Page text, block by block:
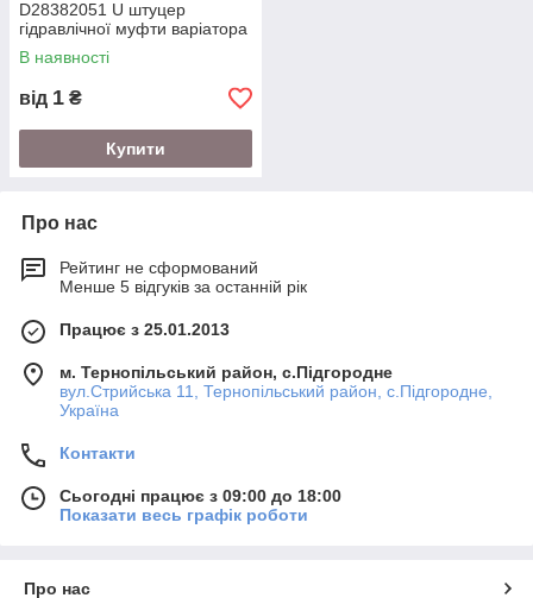
D28382051 U штуцер
гідравлічної муфти варіатора
В наявності
від 1 ₴
Купити
Про нас
Рейтинг не сформований
Менше 5 відгуків за останній рік
Працює з 25.01.2013
м. Тернопільський район, с.Підгородне
вул.Стрийська 11, Тернопільський район, с.Підгородне,
Україна
Контакти
Сьогодні працює з 09:00 до 18:00
Показати весь графік роботи
Про нас